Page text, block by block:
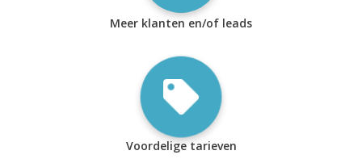
Meer klanten en/of leads
Voordelige tarieven